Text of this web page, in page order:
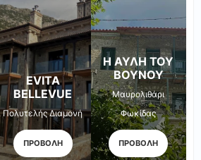
EVITA
BELLEVUE
Πολυτελής Διαμονή
ΠΡΟΒΟΛΗ
Η ΑΥΛΉ ΤΟΥ
ΒΟΥΝΟΎ
Μαυρολιθάρι
Φωκίδας
ΠΡΟΒΟΛΗ